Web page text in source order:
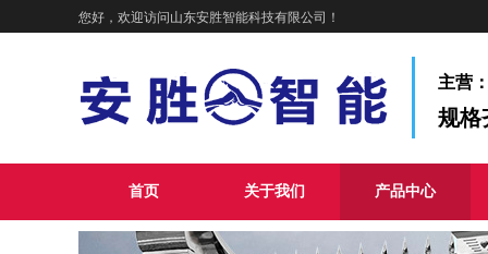
您好，欢迎访问山东安胜智能科技有限公司！
主营
规格
首页 关于我们 产品中心